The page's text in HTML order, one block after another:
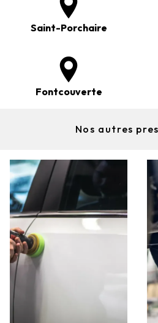
Saint-Porchaire
Fontcouverte
Nos autres